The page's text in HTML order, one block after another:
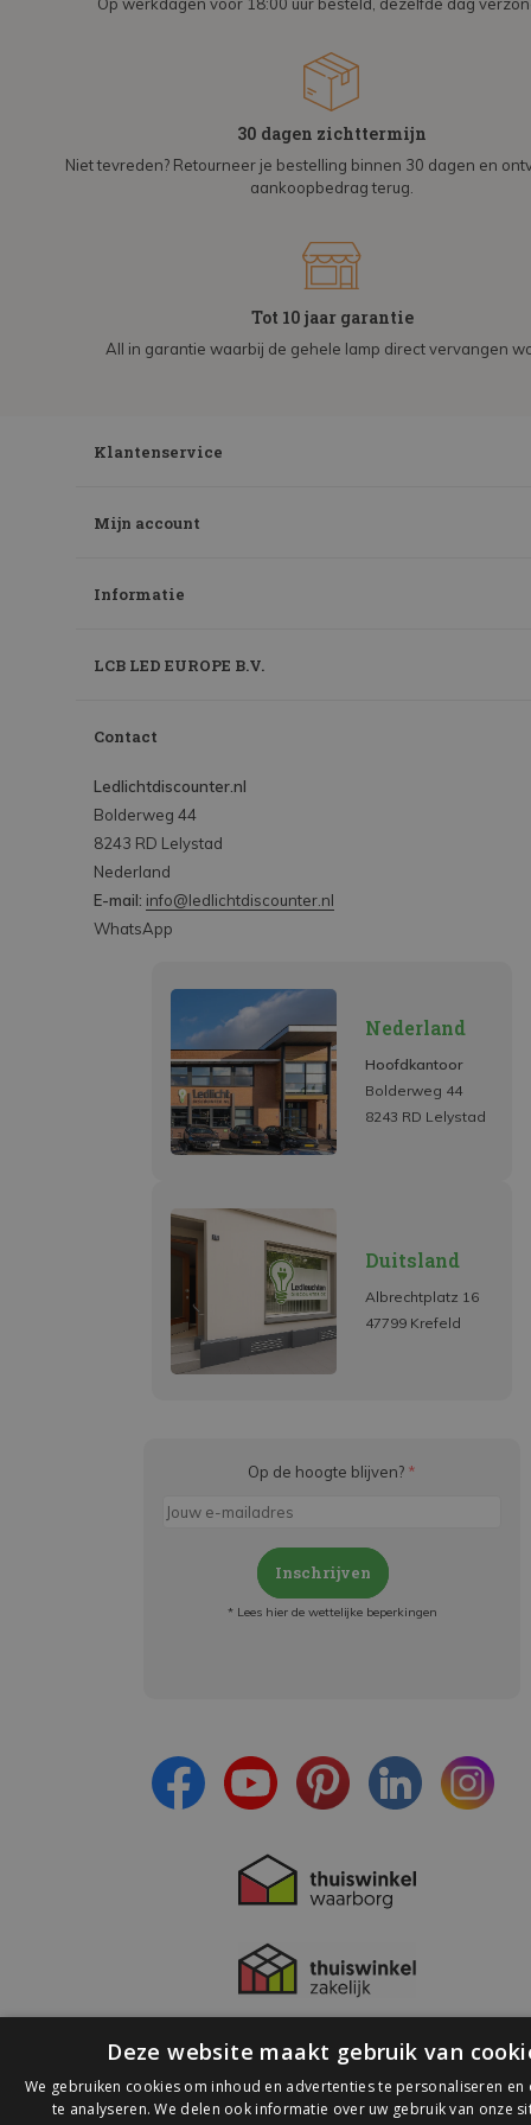
Op werkdagen voor 18:00 uur besteld, dezelfde dag
30 dagen zichttermijn
Niet tevreden? Retourneer je bestelling binnen 30 dagen en
aankoopbedrag terug.
Tot 10 jaar garantie
All in garantie waarbij de gehele lamp direct vervangen
Klantenservice
Mijn account
Informatie
LCB LED EUROPE B.V.
Contact
Ledlichtdiscounter.nl
Bolderweg 44
8243 RD Lelystad
Nederland
E-mail: info@ledlichtdiscounter.nl
WhatsApp
Nederland
Hoofdkantoor
Bolderweg 44
8243 RD Lelystad
Duitsland
Albrechtplatz 16
47799 Krefeld
Op de hoogte blijven? *
Inschrijven
* Lees hier de wettelijke beperkingen
Deze website maakt gebruik van
We gebruiken cookies om inhoud en advertenties te personaliseren en
te analyseren. We delen ook informatie over uw gebruik van onze